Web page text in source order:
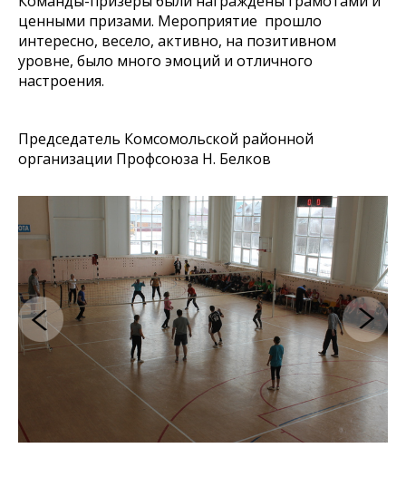
ценными призами. Мероприятие прошло
интересно, весело, активно, на позитивном
уровне, было много эмоций и отличного
настроения.
Председатель Комсомольской районной
организации Профсоюза Н. Белков